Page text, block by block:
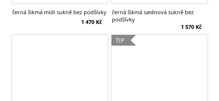
černá šikmá midi sukně bez podšívky
1 470 Kč
černá šikmá saténová sukně bez
podšívky
1 570 Kč
TIP